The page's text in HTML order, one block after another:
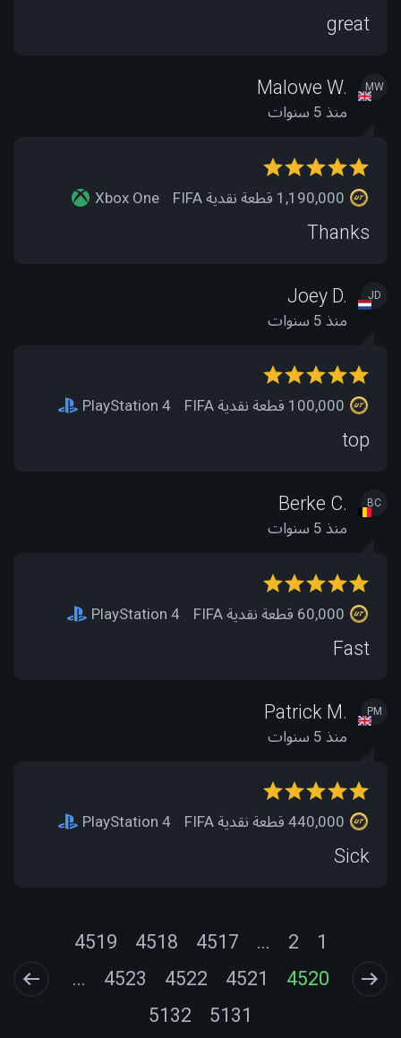
great
MW
Malowe W.
منذ 5 سنوات
Xbox One
Thanks
JD
Joey D.
منذ 5 سنوات
PlayStation 4
top
BC
Berke C.
منذ 5 سنوات
PlayStation 4
Fast
PM
Patrick M.
منذ 5 سنوات
PlayStation 4
Sick
1
2
...
4517
4518
4519
4520
4521
4522
4523
...
5131
5132